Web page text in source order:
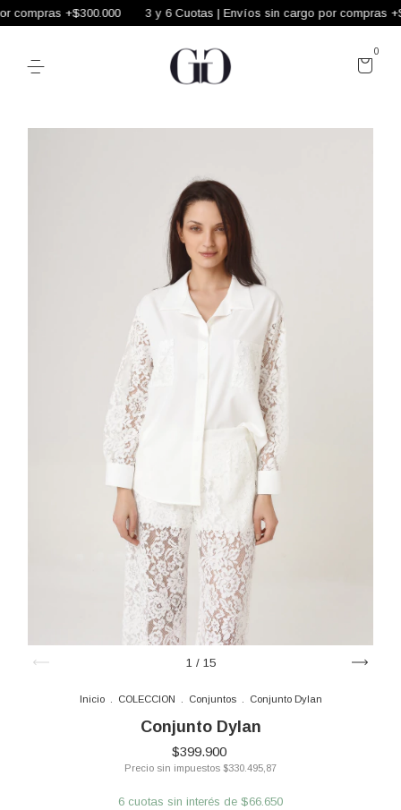
+$300.000 3 y 6 Cuotas | Envíos sin cargo por compras
0
1 / 15
Inicio COLECCION Conjuntos Conjunto Dylan
Conjunto Dylan
$399.900
Precio sin impuestos $330.495,87
6 cuotas sin interés de $66.650